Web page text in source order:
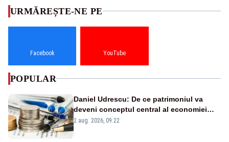
URMĂREȘTE-NE PE
Facebook YouTube
POPULAR
Daniel Udrescu: De ce patrimoniul va
deveni conceptul central al economiei
viitoare?
2 aug. 2026, 09:22